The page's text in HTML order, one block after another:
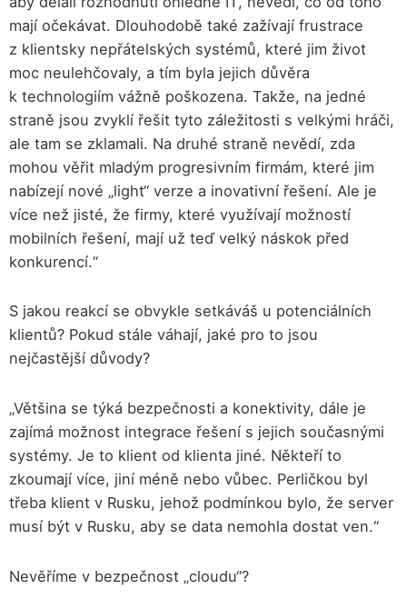
mají očekávat. Dlouhodobě také zažívají frustrace
z klientsky nepřátelských systémů, které jim život
moc neulehčovaly, a tím byla jejich důvěra
k technologiím vážně poškozena. Takže, na jedné
straně jsou zvyklí řešit tyto záležitosti s velkými hráči,
ale tam se zklamali. Na druhé straně nevědí, zda
mohou věřit mladým progresivním firmám, které jim
nabízejí nové „light“ verze a inovativní řešení. Ale je
více než jisté, že firmy, které využívají možností
mobilních řešení, mají už teď velký náskok před
konkurencí.“
S jakou reakcí se obvykle setkáváš u potenciálních
klientů? Pokud stále váhají, jaké pro to jsou
nejčastější důvody?
„Většina se týká bezpečnosti a konektivity, dále je
zajímá možnost integrace řešení s jejich současnými
systémy. Je to klient od klienta jiné. Někteří to
zkoumají více, jiní méně nebo vůbec. Perličkou byl
třeba klient v Rusku, jehož podmínkou bylo, že server
musí být v Rusku, aby se data nemohla dostat ven.“
Nevěříme v bezpečnost „cloudu“?